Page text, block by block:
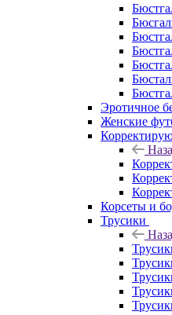
Эротичное
Женские
Корсеты и
Трусики